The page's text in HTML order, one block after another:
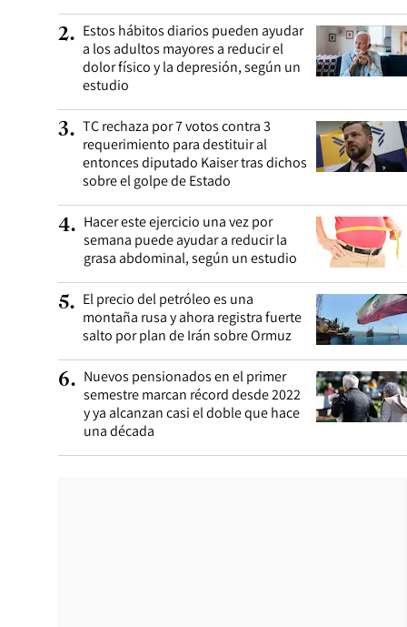
2. Estos hábitos diarios pueden ayudar
a los adultos mayores a reducir el
dolor físico y la depresión, según un
estudio
3. TC rechaza por 7 votos contra 3
requerimiento para destituir al
entonces diputado Kaiser tras dichos
sobre el golpe de Estado
4. Hacer este ejercicio una vez por
semana puede ayudar a reducir la
grasa abdominal, según un estudio
5. El precio del petróleo es una
montaña rusa y ahora registra fuerte
salto por plan de Irán sobre Ormuz
6. Nuevos pensionados en el primer
semestre marcan récord desde 2022
y ya alcanzan casi el doble que hace
una década